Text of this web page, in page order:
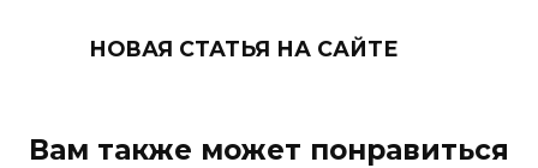
НОВАЯ СТАТЬЯ НА САЙТЕ
Вам также может понравиться